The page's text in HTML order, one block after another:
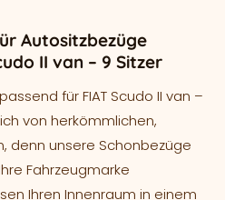
Autositzbezüge
II van – 9 Sitzer
für FIAT Scudo II van –
von herkömmlichen,
denn unsere Schonbezüge
Fahrzeugmarke
Ihren Innenraum in einem